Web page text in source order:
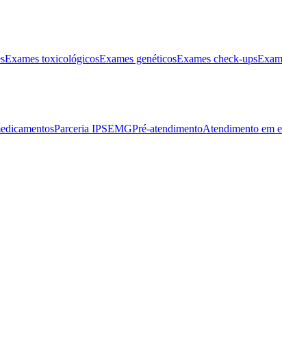
Exames toxicológicosExames genéticosExames check-ups
Parceria IPSEMGPré-atendimentoAtendimento em